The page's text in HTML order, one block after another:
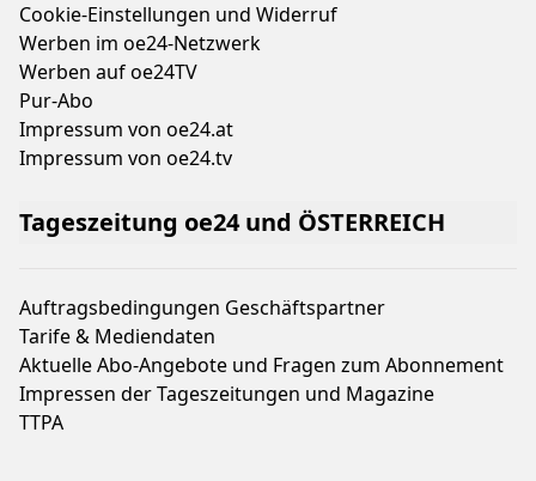
Cookie-Einstellungen und Widerruf
Werben im oe24-Netzwerk
Werben auf oe24TV
Pur-Abo
Impressum von oe24.at
Impressum von oe24.tv
Tageszeitung oe24 und ÖSTERREICH
Auftragsbedingungen Geschäftspartner
Tarife & Mediendaten
Aktuelle Abo-Angebote und Fragen zum Abonnement
Impressen der Tageszeitungen und Magazine
TTPA